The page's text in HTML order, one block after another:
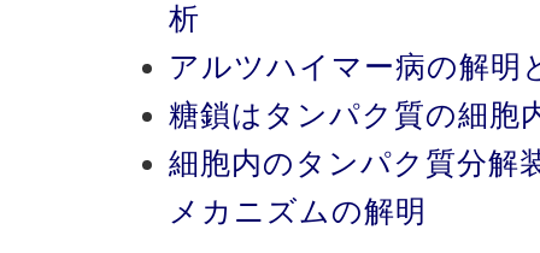
析
アルツハイマー病の解明
糖鎖はタンパク質の細胞
細胞内のタンパク質分解
メカニズムの解明